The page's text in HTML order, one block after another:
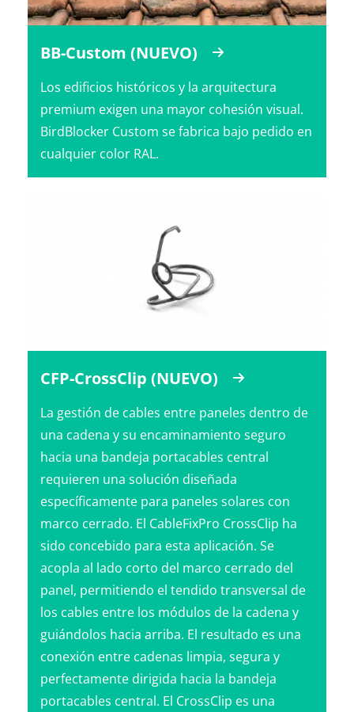
BB-Custom (NUEVO)
Los edificios históricos y la arquitectura
premium exigen una mayor cohesión visual.
BirdBlocker Custom se fabrica bajo pedido en
cualquier color RAL.
CFP-CrossClip (NUEVO)
La gestión de cables entre paneles dentro de
una cadena y su encaminamiento seguro
hacia una bandeja portacables central
requieren una solución diseñada
específicamente para paneles solares con
marco cerrado. El CableFixPro CrossClip ha
sido concebido para esta aplicación. Se
acopla al lado corto del marco cerrado del
panel, permitiendo el tendido transversal de
los cables entre los módulos de la cadena y
guiándolos hacia arriba. El resultado es una
conexión entre cadenas limpia, segura y
perfectamente dirigida hacia la bandeja
portacables central. El CrossClip es una